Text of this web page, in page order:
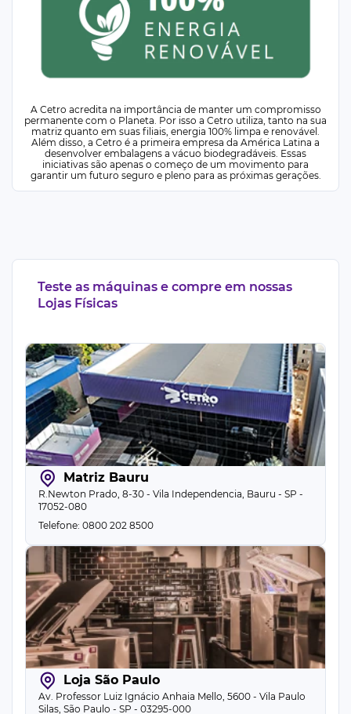
A Cetro acredita na importância de manter um compromisso
permanente com o Planeta. Por isso a Cetro utiliza, tanto na sua
matriz quanto em suas filiais, energia 100% limpa e renovável.
Além disso, a Cetro é a primeira empresa da América Latina a
desenvolver embalagens a vácuo biodegradáveis. Essas
iniciativas são apenas o começo de um movimento para
garantir um futuro seguro e pleno para as próximas gerações.
Teste as máquinas e compre em nossas
Lojas Físicas
Matriz Bauru
R.Newton Prado, 8-30 - Vila Independencia, Bauru - SP -
17052-080
Telefone: 0800 202 8500
Loja São Paulo
Av. Professor Luiz Ignácio Anhaia Mello, 5600 - Vila Paulo
Silas, São Paulo - SP - 03295-000